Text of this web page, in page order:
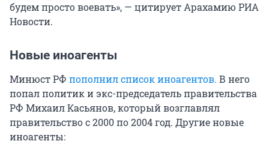
будем просто воевать», — цитирует Арахамию РИА
Новости.
Новые иноагенты
Минюст РФ пополнил список иноагентов. В него
попал политик и экс-председатель правительства
РФ Михаил Касьянов, который возглавлял
правительство с 2000 по 2004 год. Другие новые
иноагенты: